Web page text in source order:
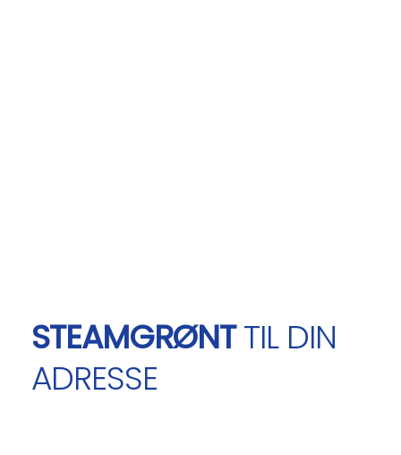
STEAMGRØNTTIL DIN
ADRESSE